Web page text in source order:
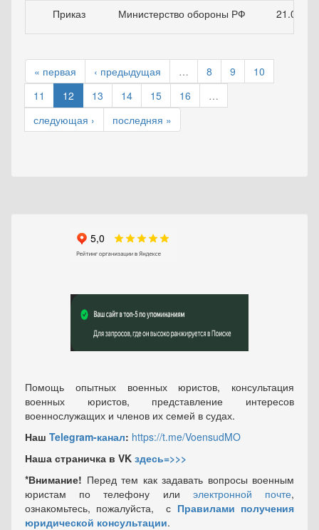
Приказ Министерство обороны РФ
« первая ‹ предыдущая … 8 9
10
11
12 13 14 15 16
…
следующая ›
последняя »
Помощь опытных военных юристов, консультация
военных юристов, представление интересов
военнослужащих и членов их семей в судах.
Наш Telegram-канал: https://t.me/VoensudMO
Наша страничка в VK здесь=>>>
*Внимание! Перед тем как задавать вопросы военным
юристам по телефону или электронной почте,
ознакомьтесь, пожалуйста, с Правилами получения
юридической консультации.